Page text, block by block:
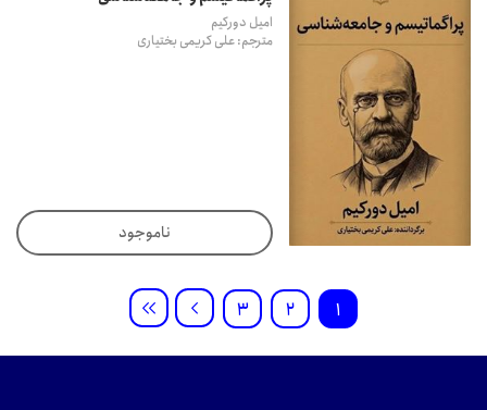
امیل دورکیم
مترجم: علی کریمی بختیاری
ناموجود
1
2
3